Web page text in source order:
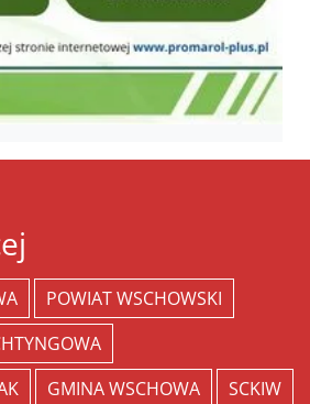
POWIAT WSCHOWSKI
GMINA WSCHOWA
SCKIW